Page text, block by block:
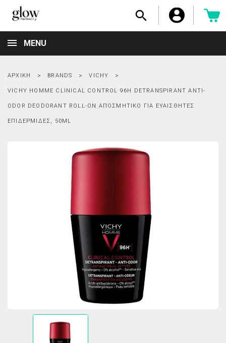

MENU
ΑΡΧΙΚΉ BRANDS VICHY
VICHY HOMME CLINICAL CONTROL 96H DETRANSPIRANT ANTI-
ODOR DEODORANT ROLL-ON ΑΠΟΣΜΗΤΙΚΌ ΓΙΑ ΕΥΑΊΣΘΗΤΕΣ
ΕΠΙΔΕΡΜΊΔΕΣ, 50ML